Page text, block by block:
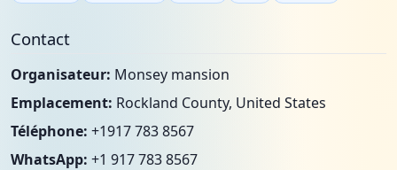
Contact
Organisateur: Monsey mansion
Emplacement: Rockland County, United States
Téléphone: +1917 783 8567
WhatsApp: +1 917 783 8567